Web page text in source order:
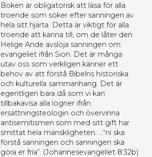
Boken är obligatorisk att läsa för alla
troende som söker efter sanningen av
hela sitt hjärta. Detta är viktigt för alla
troende att känna till, om de låter den
Helige Ande avslöja sanningen om
evangeliet ifrån Sion. Det är många
utav oss som verkligen känner ett
behov av att förstå Bibelns historiska
och kulturella sammanhang. Det är
egentligen bara då som vi kan
tillbakavisa alla lögner ifrån
ersättningsteologin och övervinna
antisemitismen som med sitt gift har
smittat hela mänskligheten. ...“ni ska
förstå sanningen och sanningen ska
göra er fria”. (Johannesevangeliet 8:32b)